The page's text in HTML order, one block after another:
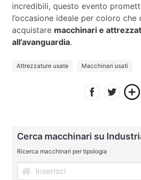
incredibili, questo evento
l’occasione ideale per coloro che
acquistare macchinari e
all’avanguardia.
Attrezzature usate Macchinari usati
Cerca macchinari su
Ricerca macchinari per tipologia